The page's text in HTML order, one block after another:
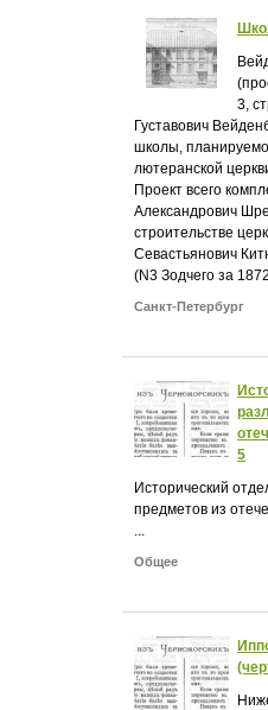
3,
Густавович
школы,
лютеранской
Проект всего
Александрович
строительстве
Севастьянович
(N3 Зодчего за
Санкт-Петербург
5
Исторический
предметов из
...
Общее